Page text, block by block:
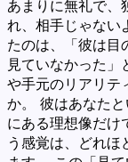
あまりに無礼で、
れ、相手じゃない
たのは、「彼は目
見ていなかった
や手元のリアリテ
か。 彼はあなた
にある理想像だけ
う感覚は、どれほ